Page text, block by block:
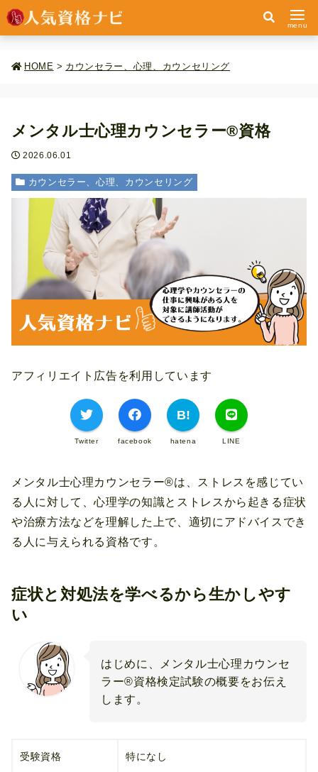
menu
HOME > カウンセラー、心理、カウンセリング
メンタル士心理カウンセラー®資格
2026.06.01
カウンセラー、心理、カウンセリング
アフィリエイト広告を利用しています
Twitter facebook hatena LINE
メンタル士心理カウンセラー®は、ストレスを感じてい
る人に対して、心理学の知識とストレスから起きる症状
や治療方法などを理解した上で、適切にアドバイスでき
る人に与えられる資格です。
症状と対処法を学べるから生かしやす
い
はじめに、メンタル士心理カウンセ
ラー®資格検定試験の概要をお伝え
します。
受験資格 特になし